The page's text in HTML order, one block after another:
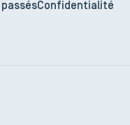
Confidentialité